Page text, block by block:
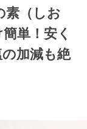
素（しお
単！安く
加減も絶